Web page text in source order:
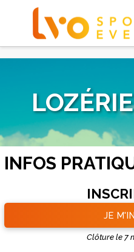
INFOS
JE
Clôture le 7